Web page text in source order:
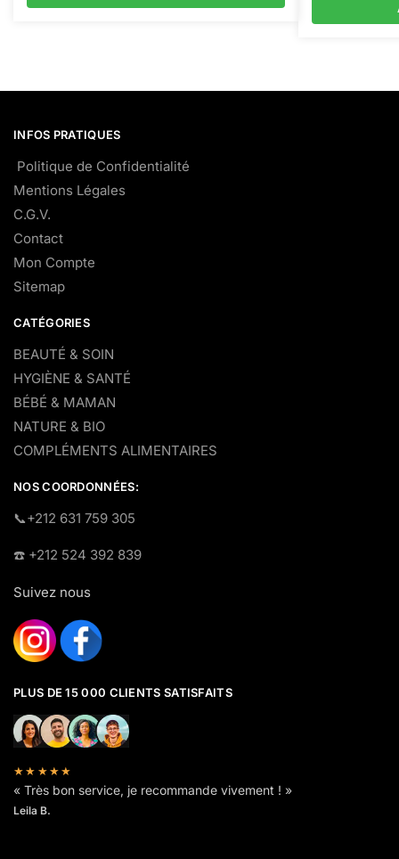
INFOS PRATIQUES
Politique de Confidentialité
Mentions Légales
C.G.V.
Contact
Mon Compte
Sitemap
CATÉGORIES
BEAUTÉ & SOIN
HYGIÈNE & SANTÉ
BÉBÉ & MAMAN
NATURE & BIO
COMPLÉMENTS ALIMENTAIRES
NOS COORDONNÉES:
​📞+212 631 759 305
☎️​ +212 524 392 839
Suivez nous
PLUS DE 15 000 CLIENTS SATISFAITS
★★★★★
« Très bon service, je recommande vivement ! »
Leila B.